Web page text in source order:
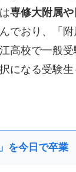
専修大附属
でおり、「
高校で一般
になる受験生
を今日で卒業